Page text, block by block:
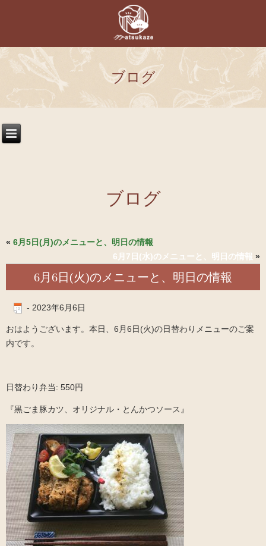
ブログ
ブログ
« 6月5日(月)のメニューと、明日の情報
6月7日(水)のメニューと、明日の情報 »
6月6日(火)のメニューと、明日の情報
- 2023年6月6日
おはようございます。本日、6月6日(火)の日替わりメニューのご案
内です。
日替わり弁当: 550円
『黒ごま豚カツ、オリジナル・とんかつソース』